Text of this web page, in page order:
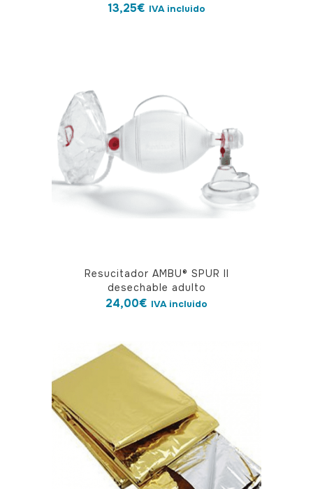
13,25€ IVA incluido
Resucitador AMBU® SPUR II
desechable adulto
24,00€ IVA incluido